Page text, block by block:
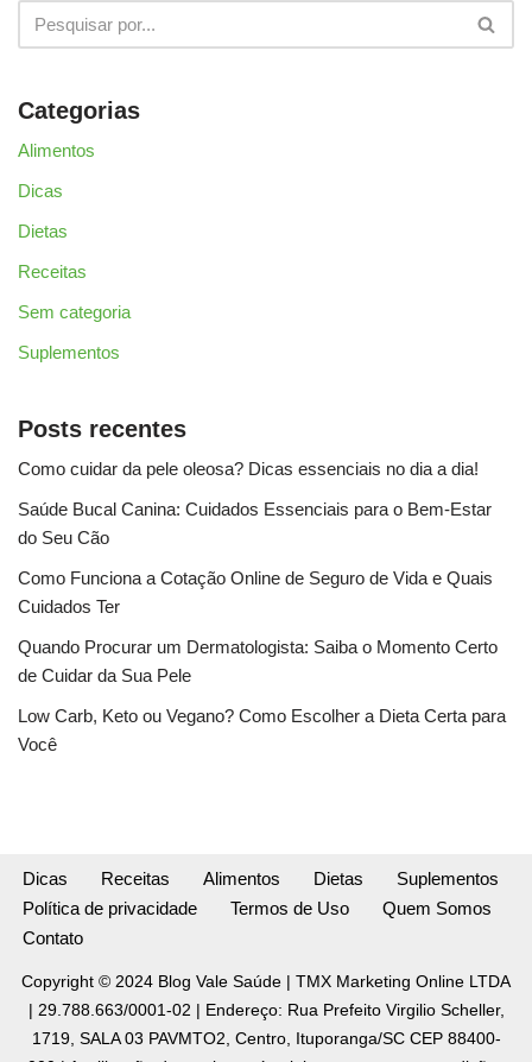
Categorias
Alimentos
Dicas
Dietas
Receitas
Sem categoria
Suplementos
Posts recentes
Como cuidar da pele oleosa? Dicas essenciais no dia a dia!
Saúde Bucal Canina: Cuidados Essenciais para o Bem-Estar
do Seu Cão
Como Funciona a Cotação Online de Seguro de Vida e Quais
Cuidados Ter
Quando Procurar um Dermatologista: Saiba o Momento Certo
de Cuidar da Sua Pele
Low Carb, Keto ou Vegano? Como Escolher a Dieta Certa para
Você
Dicas Receitas Alimentos Dietas
Suplementos
Política de privacidade
Termos de Uso
Quem Somos
Contato
Copyright © 2024 Blog Vale Saúde | TMX Marketing Online LTDA
| 29.788.663/0001-02 | Endereço: Rua Prefeito Virgilio Scheller,
1719, SALA 03 PAVMTO2, Centro, Ituporanga/SC CEP 88400-